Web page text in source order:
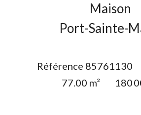
Maison
Port-Sainte-
Référence 85761130
77.00 m² 180